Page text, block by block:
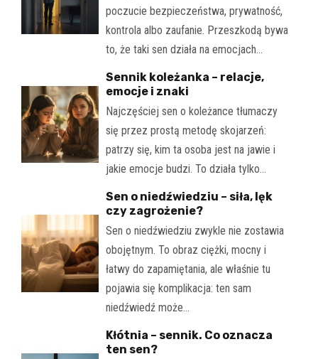
poczucie bezpieczeństwa, prywatność,
kontrola albo zaufanie. Przeszkodą bywa
to, że taki sen działa na emocjach…
Sennik koleżanka – relacje,
emocje i znaki
Najczęściej sen o koleżance tłumaczy
się przez prostą metodę skojarzeń:
patrzy się, kim ta osoba jest na jawie i
jakie emocje budzi. To działa tylko…
Sen o niedźwiedziu – siła, lęk
czy zagrożenie?
Sen o niedźwiedziu zwykle nie zostawia
obojętnym. To obraz ciężki, mocny i
łatwy do zapamiętania, ale właśnie tu
pojawia się komplikacja: ten sam
niedźwiedź może…
Kłótnia – sennik. Co oznacza
ten sen?